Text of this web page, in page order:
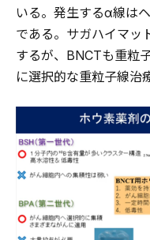
いる。発生するα線は
である。サガハイマッ
するが、BNCTも重粒
に選択的な重粒子線治